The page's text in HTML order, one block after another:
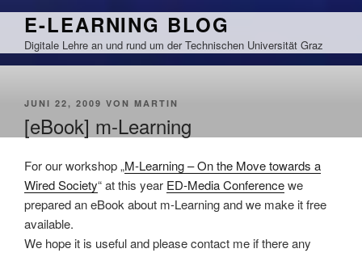
Zum
springen
E-LEARNING BLOG
Digitale Lehre an und rund um der Technischen Universität Graz
VERÖFFENTLICHT
JUNI 22, 2009 VON MARTIN
[eBook] m-Learning
For our workshop „M-Learning – On the Move towards a
Wired Society“ at this year ED-Media Conferencewe
prepared an eBook about m-Learning and we make it free
available.
We hope it is useful and please contact me if there any